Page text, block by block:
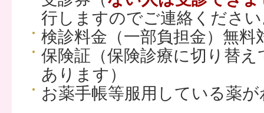
行しますのでご連絡くださ
検診料金（一部負担金）無料
保険証（保険診療に切り替
あります）
お薬手帳等服用している薬